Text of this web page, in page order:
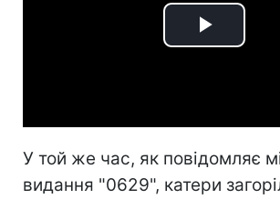
Play
У той же час, як повідомляє
видання "0629", катери